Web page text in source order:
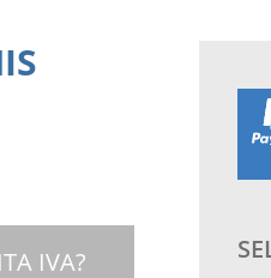
IVA?